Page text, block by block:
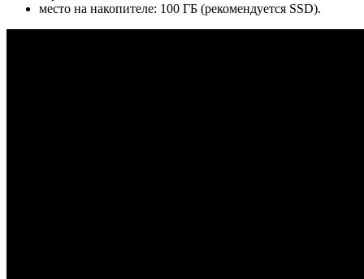
место на накопителе: 100 ГБ (рекомендуется SSD).